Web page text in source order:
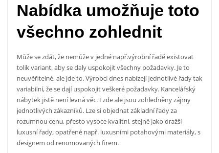
Nabídka umožňuje toto
všechno zohlednit
Může se zdát, že nemůže v jedné např.výrobní řadě existovat
tolik variant, aby se daly uspokojit všechny požadavky. Je to
neuvěřitelné, ale jde to. Výrobci dnes nabízejí jednotlivé řady tak
variabilní, že se dají uspokojit veškeré požadavky. Kancelářský
nábytekjistě není levná věc. I zde ale jsou zohledněny zájmy
jednotlivých zákazníků. Lze si objednat základní řady za
rozumnou cenu, přesto vysoce kvalitní, stejně jako dražší
luxusní řady, opatřené např. luxusními potahovými materiály, s
designem od renomovaných firem.